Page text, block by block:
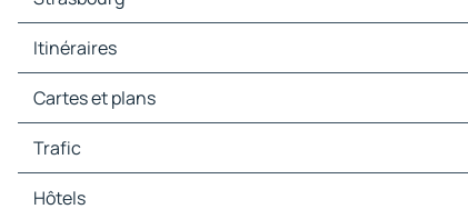
Strasbourg Cartes et plans
Strasbourg Trafic
Strasbourg Hôtels
Strasbourg Restaurants
Strasbourg Stations-service
Itinéraires
Itinéraires Strasbourg - Stuttgart
Itinéraires Strasbourg - Luxembourg
Itinéraires Strasbourg - Francfort-sur-le-Main
Itinéraires Strasbourg - Berne
Itinéraires Strasbourg - Karlsruhe
Itinéraires Strasbourg - Sarrebruck
Cartes et plans
Cartes et plans Stuttgart
Cartes et plans Luxembourg
Cartes et plans Francfort-sur-le-Main
Cartes et plans Berne
Trafic
Trafic Stuttgart
Trafic Luxembourg
Hôtels